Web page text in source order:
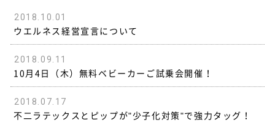
2018.10.01
ウエルネス経営宣言について
2018.09.11
10月4日（木）無料ベビーカーご試乗会開催！
2018.07.17
不二ラテックスとピップが"少子化対策"で強力タッグ！